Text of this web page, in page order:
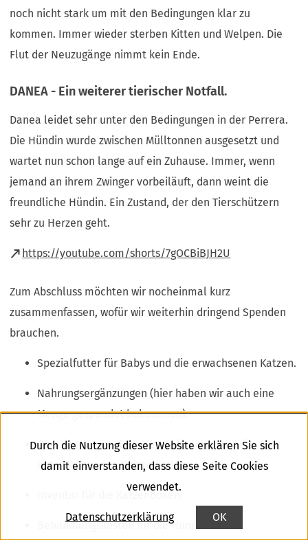
noch nicht stark um mit den Bedingungen klar zu
kommen. Immer wieder sterben Kitten und Welpen. Die
Flut der Neuzugänge nimmt kein Ende.
DANEA - Ein weiterer tierischer Notfall.
Danea leidet sehr unter den Bedingungen in der Perrera.
Die Hündin wurde zwischen Mülltonnen ausgesetzt und
wartet nun schon lange auf ein Zuhause. Immer, wenn
jemand an ihrem Zwinger vorbeiläuft, dann weint die
freundliche Hündin. Ein Zustand, der den Tierschützern
sehr zu Herzen geht.
https://youtube.com/shorts/7gOCBiBJH2U
(Öffnet
einem
neuen
Tab)
Zum Abschluss möchten wir nocheinmal kurz
zusammenfassen, wofür wir weiterhin dringend Spenden
brauchen.
Spezialfutter für Babys und die erwachsenen Katzen.
Nahrungsergänzungen (hier haben wir auch eine
Menge gespendet bekommen).
Giardien-, Mycoplamose-, Calicitests und die
entsprechenden Behandlungen.
Behandlungskosten für die Hunde.
Durch die Nutzung dieser Website erklären Sie sich
damit einverstanden, dass diese Seite Cookies
verwendet.
Datenschutzerklärung OK